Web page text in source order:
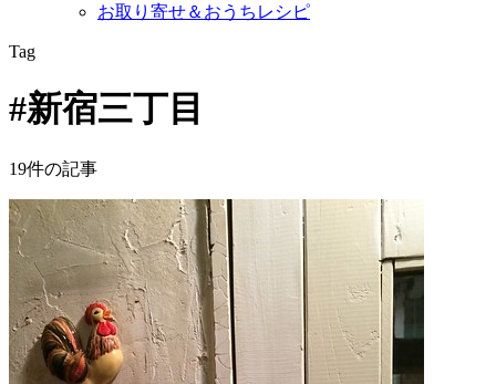
お取り寄せ＆おうちレシピ
Tag
#新宿三丁目
19件の記事